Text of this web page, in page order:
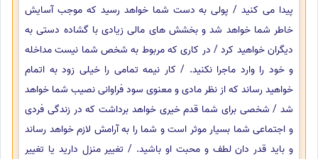
پیدا می کنید / پولی به دست شما خواهد رسید که موجب آسایش
خاطر شما خواهد شد و بخشش های مالی زیادی با گشاده دستی به
دیگران خواهید کرد / در کاری که مربوط به شخص شما نیست مداخله
و خود را وارد ماجرا نکنید. / کار نیمه تمامی را خیلی زود به اتمام
خواهید رساند که از نظر مادی و معنوی سود فراوانی نصیب شما خواهد
شد / شخصی برای شما قدم خیری خواهد برداشت که در زندگی فردی
و اجتماعی شما بسیار موثر است و شما را به آرامش لازم خواهد رساند
و باید قدر دان لطف و محبت او باشید. / تغییر منزل دارید یا تغییر